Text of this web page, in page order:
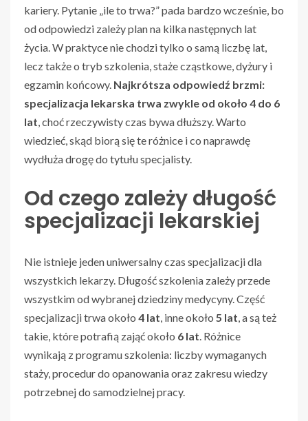
kariery. Pytanie „ile to trwa?” pada bardzo wcześnie, bo
od odpowiedzi zależy plan na kilka następnych lat
życia. W praktyce nie chodzi tylko o samą liczbę lat,
lecz także o tryb szkolenia, staże cząstkowe, dyżury i
egzamin końcowy. Najkrótsza odpowiedź brzmi:
specjalizacja lekarska trwa zwykle od około 4 do 6
lat, choć rzeczywisty czas bywa dłuższy. Warto
wiedzieć, skąd biorą się te różnice i co naprawdę
wydłuża drogę do tytułu specjalisty.
Od czego zależy długość
specjalizacji lekarskiej
Nie istnieje jeden uniwersalny czas specjalizacji dla
wszystkich lekarzy. Długość szkolenia zależy przede
wszystkim od wybranej dziedziny medycyny. Część
specjalizacji trwa około 4 lat, inne około 5 lat, a są też
takie, które potrafią zająć około 6 lat. Różnice
wynikają z programu szkolenia: liczby wymaganych
staży, procedur do opanowania oraz zakresu wiedzy
potrzebnej do samodzielnej pracy.